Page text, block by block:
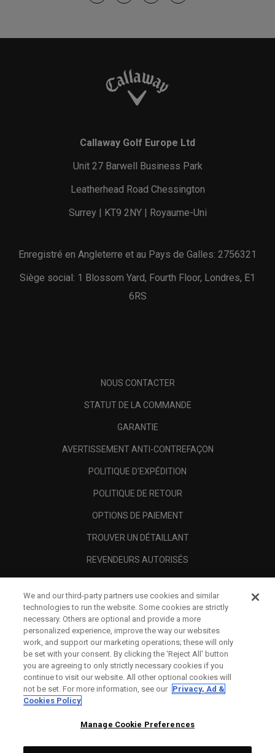
Callaway Golf Europe Ltd
Unit 27 Barwell Business Park
Leatherhead Road Chessington
Surrey | KT9 2NY | Royaume-Uni
Enregistré en Angleterre et au Pays de Galles: 2756321
Siège social: 1 Blossom Yard, Fourth Floor, Londres, E1
6RS
NOUS CONTACTER
STATUT DE LA COMMANDE
GARANTIE
AVERTISSEMENT ANTI-CONTREFAÇON
POLITIQUE D'EXPÉDITION
POLITIQUE DE RETOUR
OPTIONS DE PAIEMENT
TROUVER UN DÉTAILLANT
REVENDEURS AUTORISÉS
A PROPOS
MENTIONS LÉGALES
We and our third-party partners use cookies and similar
technologies to run the website. Some cookies are strictly
necessary. Others are optional and provide a more
personalized experience, improve the way our websites
work, and support our marketing operations; these will only
be set with your consent. By clicking the ‘Reject All' button
you are agreeing to only strictly necessary cookies if you
continue to visit our website. All other optional cookies will
not be set. For more information, see our Privacy, Ad &
Cookies Policy
Manage Cookie Preferences